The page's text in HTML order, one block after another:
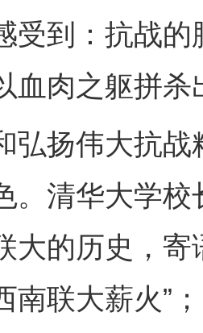
受到：抗战
血肉之躯拼
扬伟大抗战
。清华大学
大的历史，
南联大薪火”